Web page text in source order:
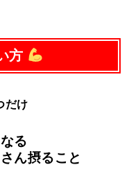
方
だけ
る
ん摂ること